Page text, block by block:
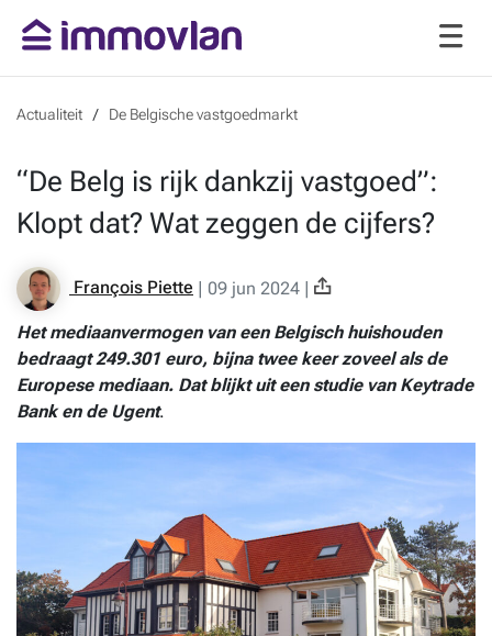
Actualiteit De Belgische vastgoedmarkt
“De Belg is rijk dankzij vastgoed”:
Klopt dat? Wat zeggen de cijfers?
François Piette | 09 jun 2024 |
Het mediaanvermogen van een Belgisch huishouden
bedraagt 249.301 euro, bijna twee keer zoveel als de
Europese mediaan. Dat blijkt uit een studie van Keytrade
Bank en de Ugent.